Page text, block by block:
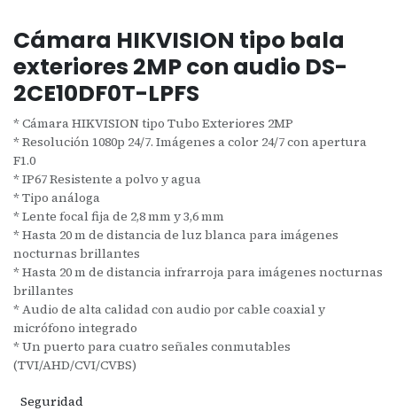
Cámara HIKVISION tipo bala
exteriores 2MP con audio DS-
2CE10DF0T-LPFS
* Cámara HIKVISION tipo Tubo Exteriores 2MP
* Resolución 1080p 24/7. Imágenes a color 24/7 con apertura
F1.0
* IP67 Resistente a polvo y agua
* Tipo análoga
* Lente focal fija de 2,8 mm y 3,6 mm
* Hasta 20 m de distancia de luz blanca para imágenes
nocturnas brillantes
* Hasta 20 m de distancia infrarroja para imágenes nocturnas
brillantes
* Audio de alta calidad con audio por cable coaxial y
micrófono integrado
* Un puerto para cuatro señales conmutables
(TVI/AHD/CVI/CVBS)
Seguridad